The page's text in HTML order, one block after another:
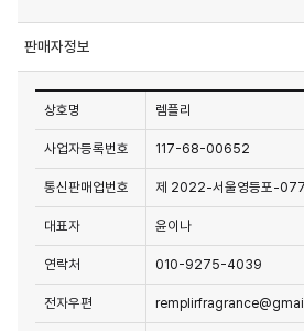
판매자정보
상호명 렘플리
사업자등록번호 117-68-00652
통신판매업번호 제 2022-서울영등포-
대표자 윤이나
연락처 010-9275-4039
전자우편